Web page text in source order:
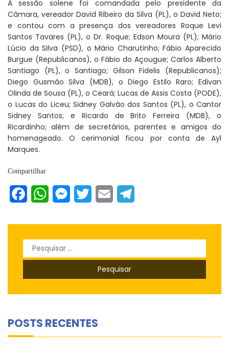
A sessão solene foi comandada pelo presidente da
Câmara, vereador David Ribeiro da Silva (PL), o David Neto;
e contou com a presença dos vereadores Roque Levi
Santos Tavares (PL), o Dr. Roque; Edson Moura (PL); Mário
Lúcio da Silva (PSD), o Mário Charutinho; Fábio Aparecido
Burgue (Republicanos), o Fábio do Açougue; Carlos Alberto
Santiago (PL), o Santiago; Gilson Fidelis (Republicanos);
Diego Gusmão Silva (MDB), o Diego Estilo Raro; Edivan
Olinda de Sousa (PL), o Ceará; Lucas de Assis Costa (PODE),
o Lucas do Liceu; Sidney Galvão dos Santos (PL), o Cantor
Sidney Santos; e Ricardo de Brito Ferreira (MDB), o
Ricardinho; além de secretários, parentes e amigos do
homenageado. O cerimonial ficou por conta de Ayl
Marques.
Compartilhar
FacebookWhatsAppMessenger
Twitter Email
Pesquisar
POSTS RECENTES